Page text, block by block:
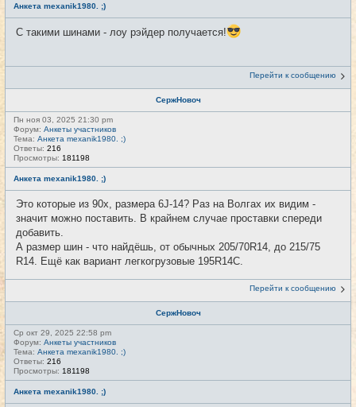
Анкета mexanik1980. ;)
С такими шинами - лоу рэйдер получается!
Перейти к сообщению
СержНовоч
Пн ноя 03, 2025 21:30 pm
Форум: Анкеты участников
Тема: Анкета mexanik1980. ;)
Ответы: 216
Просмотры: 181198
Анкета mexanik1980. ;)
Это которые из 90х, размера 6J-14? Раз на Волгах их видим -
значит можно поставить. В крайнем случае проставки спереди
добавить.
А размер шин - что найдёшь, от обычных 205/70R14, до 215/75
R14. Ещё как вариант легкогрузовые 195R14C.
Перейти к сообщению
СержНовоч
Ср окт 29, 2025 22:58 pm
Форум: Анкеты участников
Тема: Анкета mexanik1980. ;)
Ответы: 216
Просмотры: 181198
Анкета mexanik1980. ;)